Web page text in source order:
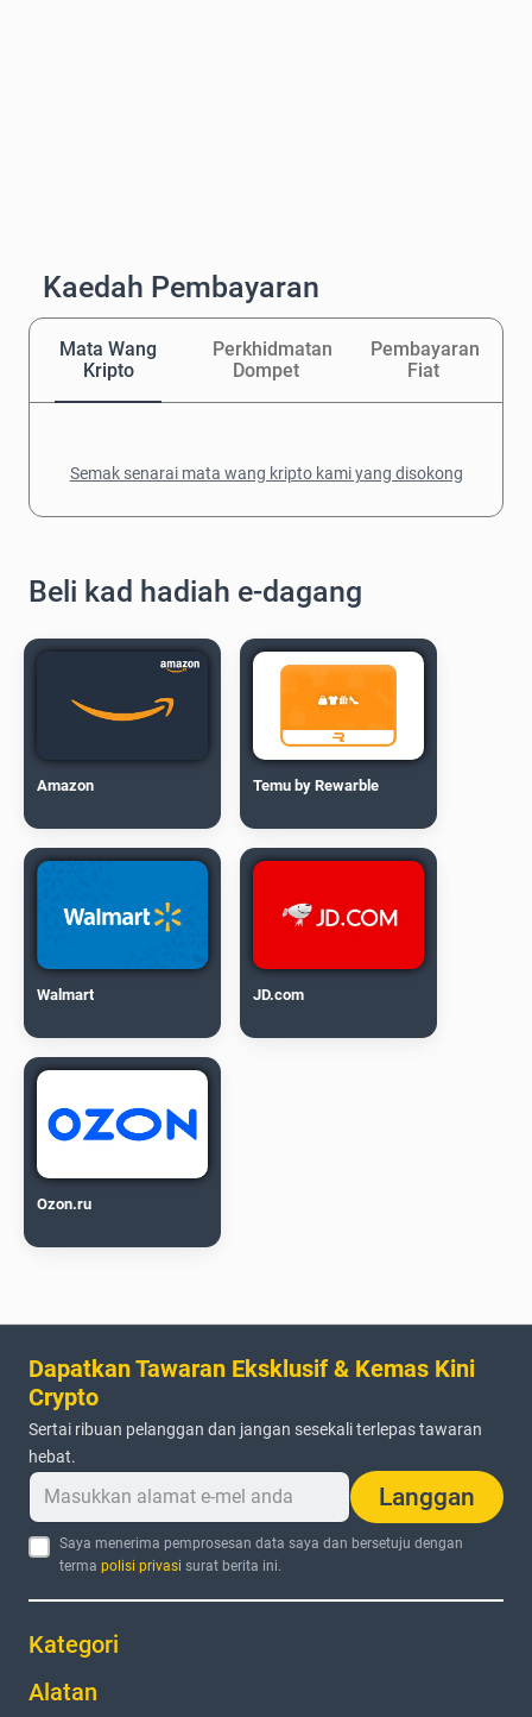
Kaedah Pembayaran
Mata Wang
Kripto
Perkhidmatan
Dompet
Pembayaran
Fiat
Semak senarai mata wang kripto kami yang disokong
Beli kad hadiah e-dagang
Amazon Temu by Rewarble
Walmart JD.com
Ozon.ru
Dapatkan Tawaran Eksklusif & Kemas Kini
Crypto
Sertai ribuan pelanggan dan jangan sesekali terlepas tawaran
hebat.
Langgan
Saya menerima pemprosesan data saya dan bersetuju dengan
termapolisi privasi surat berita ini.
Kategori
Alatan